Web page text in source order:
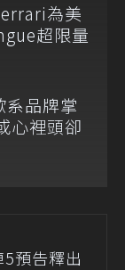
為美
超限量
系品牌掌
心裡頭卻
預告釋出